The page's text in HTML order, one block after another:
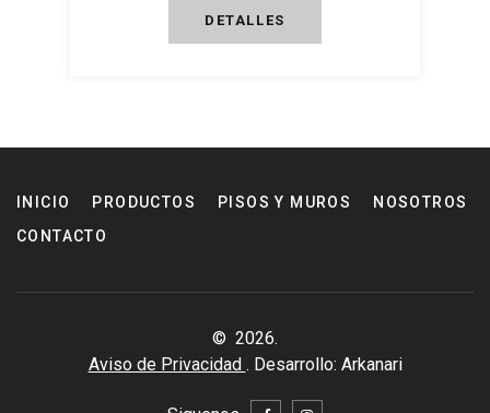
DETALLES
INICIO PRODUCTOS PISOS Y MUROS
NOSOTROS
CONTACTO
© 2026.
Aviso de Privacidad . Desarrollo: Arkanari